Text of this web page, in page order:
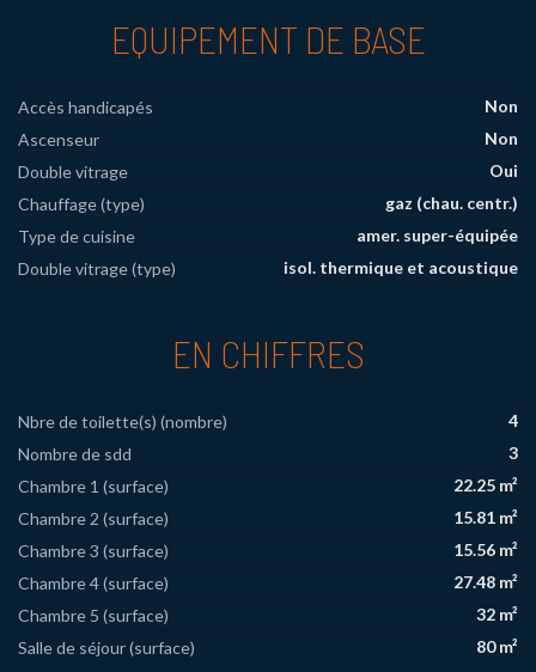
EQUIPEMENT DE BASE
Accès handicapés
Non
Ascenseur
Non
Double vitrage
Oui
Chauffage (type)
gaz (chau. centr.)
Type de cuisine
amer. super-équipée
Double vitrage (type)
isol. thermique et acoustique
EN CHIFFRES
Nbre de toilette(s) (nombre)
4
Nombre de sdd
3
Chambre 1 (surface)
22.25 m²
Chambre 2 (surface)
15.81 m²
Chambre 3 (surface)
15.56 m²
Chambre 4 (surface)
27.48 m²
Chambre 5 (surface)
32 m²
Salle de séjour (surface)
80 m²